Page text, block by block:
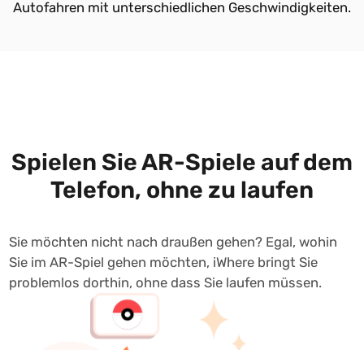
Spielen Sie AR-Spiele auf dem
Telefon, ohne zu laufen
Sie möchten nicht nach draußen gehen? Egal, wohin
Sie im AR-Spiel gehen möchten, iWhere bringt Sie
problemlos dorthin, ohne dass Sie laufen müssen.